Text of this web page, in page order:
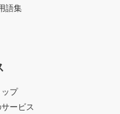
語集
プ
ービス